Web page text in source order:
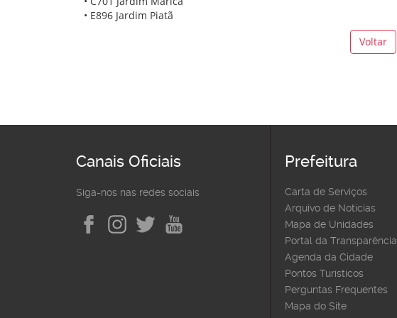
• E896 Jardim Piatã
Voltar
Canais Oficiais
Siga-nos nas redes sociais
Prefeitura
Carta de Serviços
Arquivo de Notícias
Mapa de Unidades
Portal da Transparência
Agenda da Cidade
Pontos Turísticos
Perguntas Frequentes
Mapa do Site